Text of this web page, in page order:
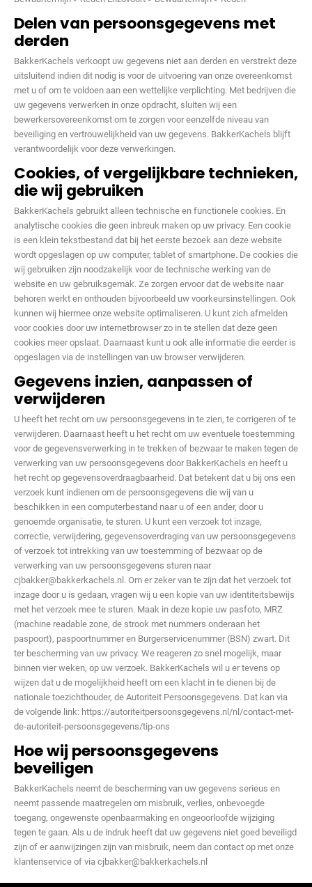
Delen van persoonsgegevens met
derden
BakkerKachels verkoopt uw gegevens niet aan derden en verstrekt deze
uitsluitend indien dit nodig is voor de uitvoering van onze overeenkomst
met u of om te voldoen aan een wettelijke verplichting. Met bedrijven die
uw gegevens verwerken in onze opdracht, sluiten wij een
bewerkersovereenkomst om te zorgen voor eenzelfde niveau van
beveiliging en vertrouwelijkheid van uw gegevens. BakkerKachels blijft
verantwoordelijk voor deze verwerkingen.
Cookies, of vergelijkbare technieken,
die wij gebruiken
BakkerKachels gebruikt alleen technische en functionele cookies. En
analytische cookies die geen inbreuk maken op uw privacy. Een cookie
is een klein tekstbestand dat bij het eerste bezoek aan deze website
wordt opgeslagen op uw computer, tablet of smartphone. De cookies die
wij gebruiken zijn noodzakelijk voor de technische werking van de
website en uw gebruiksgemak. Ze zorgen ervoor dat de website naar
behoren werkt en onthouden bijvoorbeeld uw voorkeursinstellingen. Ook
kunnen wij hiermee onze website optimaliseren. U kunt zich afmelden
voor cookies door uw internetbrowser zo in te stellen dat deze geen
cookies meer opslaat. Daarnaast kunt u ook alle informatie die eerder is
opgeslagen via de instellingen van uw browser verwijderen.
Gegevens inzien, aanpassen of
verwijderen
U heeft het recht om uw persoonsgegevens in te zien, te corrigeren of te
verwijderen. Daarnaast heeft u het recht om uw eventuele toestemming
voor de gegevensverwerking in te trekken of bezwaar te maken tegen de
verwerking van uw persoonsgegevens door BakkerKachels en heeft u
het recht op gegevensoverdraagbaarheid. Dat betekent dat u bij ons een
verzoek kunt indienen om de persoonsgegevens die wij van u
beschikken in een computerbestand naar u of een ander, door u
genoemde organisatie, te sturen. U kunt een verzoek tot inzage,
correctie, verwijdering, gegevensoverdraging van uw persoonsgegevens
of verzoek tot intrekking van uw toestemming of bezwaar op de
verwerking van uw persoonsgegevens sturen naar
cjbakker@bakkerkachels.nl. Om er zeker van te zijn dat het verzoek tot
inzage door u is gedaan, vragen wij u een kopie van uw identiteitsbewijs
met het verzoek mee te sturen. Maak in deze kopie uw pasfoto, MRZ
(machine readable zone, de strook met nummers onderaan het
paspoort), paspoortnummer en Burgerservicenummer (BSN) zwart. Dit
ter bescherming van uw privacy. We reageren zo snel mogelijk, maar
binnen vier weken, op uw verzoek. BakkerKachels wil u er tevens op
wijzen dat u de mogelijkheid heeft om een klacht in te dienen bij de
nationale toezichthouder, de Autoriteit Persoonsgegevens. Dat kan via
de volgende link: https://autoriteitpersoonsgegevens.nl/nl/contact-met-
de-autoriteit-persoonsgegevens/tip-ons
Hoe wij persoonsgegevens
beveiligen
BakkerKachels neemt de bescherming van uw gegevens serieus en
neemt passende maatregelen om misbruik, verlies, onbevoegde
toegang, ongewenste openbaarmaking en ongeoorloofde wijziging
tegen te gaan. Als u de indruk heeft dat uw gegevens niet goed beveiligd
zijn of er aanwijzingen zijn van misbruik, neem dan contact op met onze
klantenservice of via cjbakker@bakkerkachels.nl